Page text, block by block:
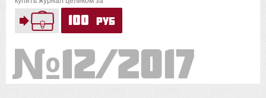
100 руб
12/2017